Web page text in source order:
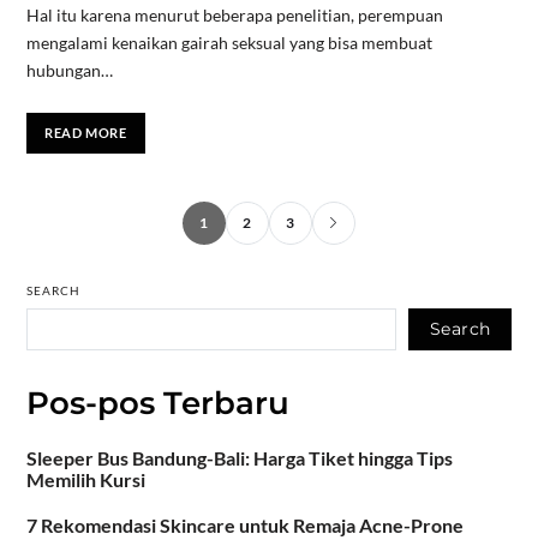
Hal itu karena menurut beberapa penelitian, perempuan
mengalami kenaikan gairah seksual yang bisa membuat
hubungan…
READ MORE
1 2 3
SEARCH
Search
Pos-pos Terbaru
Sleeper Bus Bandung-Bali: Harga Tiket hingga Tips
Memilih Kursi
7 Rekomendasi Skincare untuk Remaja Acne-Prone